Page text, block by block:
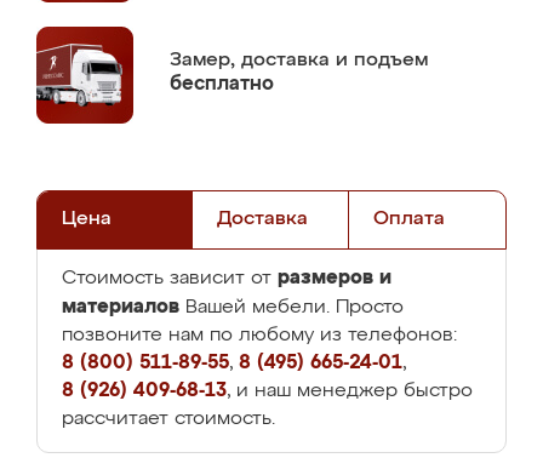
Замер, доставка и подъем
бесплатно
Цена Доставка Оплата
Стоимость зависит от размеров и
материалов Вашей мебели. Просто
позвоните нам по любому из телефонов:
8 (800) 511-89-55, 8 (495) 665-24-01,
8 (926) 409-68-13, и наш менеджер быстро
рассчитает стоимость.